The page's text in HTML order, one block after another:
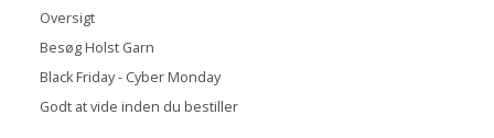
Oversigt
Besøg Holst Garn
Black Friday - Cyber Monday
Godt at vide inden du bestiller